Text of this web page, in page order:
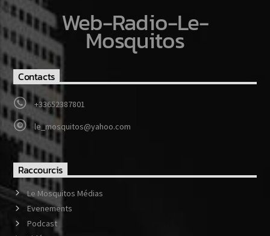
Web-Radio-Le-
Mosquitos
Contacts
+33652387801
le_mosquitos@yahoo.com
Raccourcis
Le Mosquitos Médias
Evenements
Podcast